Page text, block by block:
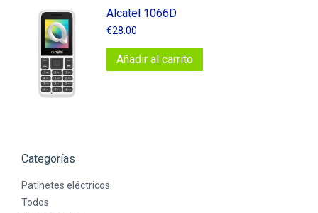
Alcatel 1066D
€28.00
Añadir al carrito
Categorías
Patinetes eléctricos
Todos